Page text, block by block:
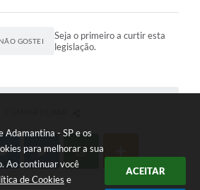
Adamantina - SP e os
para melhorar a sua
Ao continuar você
de Cookies e
ACEITAR
NÃO GOSTEI
Seja o primeiro a curtir esta
legislação.